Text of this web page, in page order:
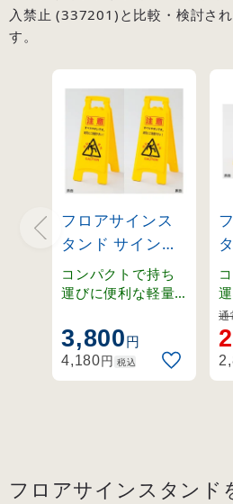
入禁止 (337201)と比較・検討さ
す。
フロアサインス
タンド サインボ
ードタイプ 注意
すべりやすいで
コンパクトで持ち
運びに便利な軽量
3,800円
4,180円 税込
通
フロアサインスタンド